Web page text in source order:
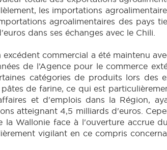
les importations
agroalimentaires des pays
dans ses échanges avec le Chili.
commercial a été maintenu
de l’Agence pour le commerce
catégories de produits lors des
de farine, ce qui est
et d'emplois dans la Région,
atteignant 4,5 milliards d'euros.
Wallonie face à l'ouverture accrue
vigilant en ce compris